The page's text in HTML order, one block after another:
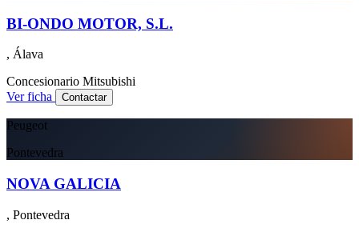
BI-ONDO MOTOR, S.L.
, Álava
Concesionario Mitsubishi
Ver ficha
Contactar
Peugeot
Pontevedra
NOVA GALICIA
, Pontevedra